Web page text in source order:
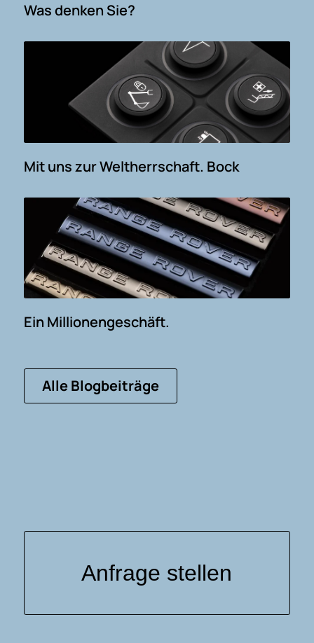
Alle Blogbeiträge
Was denken Sie?
Mit uns zur Weltherrschaft. Bock
Ein Millionengeschäft.
Anfrage stellen